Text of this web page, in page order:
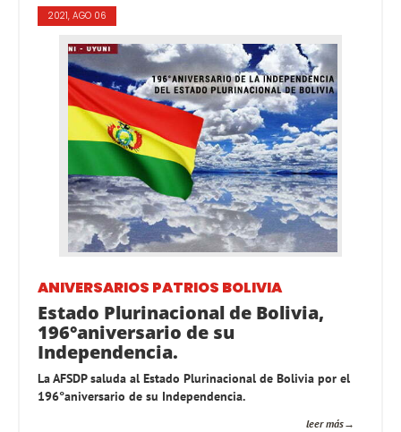
2021, AGO 06
ANIVERSARIOS PATRIOS BOLIVIA
Estado Plurinacional de Bolivia,
196°aniversario de su
Independencia.
La AFSDP saluda al Estado Plurinacional de Bolivia por el
196°aniversario de su Independencia.
leer más